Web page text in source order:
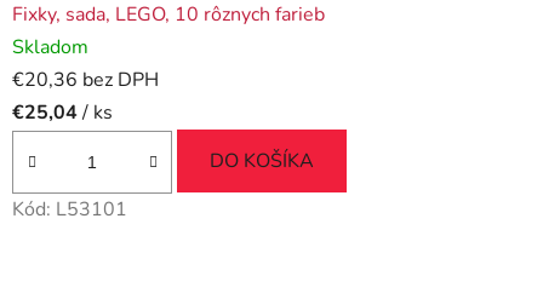
Fixky, sada, LEGO, 10 rôznych farieb
Skladom
€20,36 bez DPH
€25,04/ ks
DO KOŠÍKA
Kód: L53101